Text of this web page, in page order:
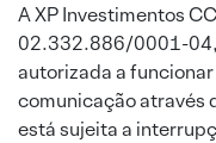
A XP Investimentos
02.332.886/0001-04,
autorizada a
comunicação através
está sujeita a